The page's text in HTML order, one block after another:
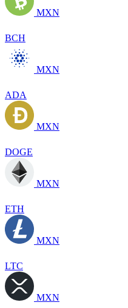
MXN
BCH
MXN
ADA
MXN
DOGE
MXN
ETH
MXN
LTC
MXN